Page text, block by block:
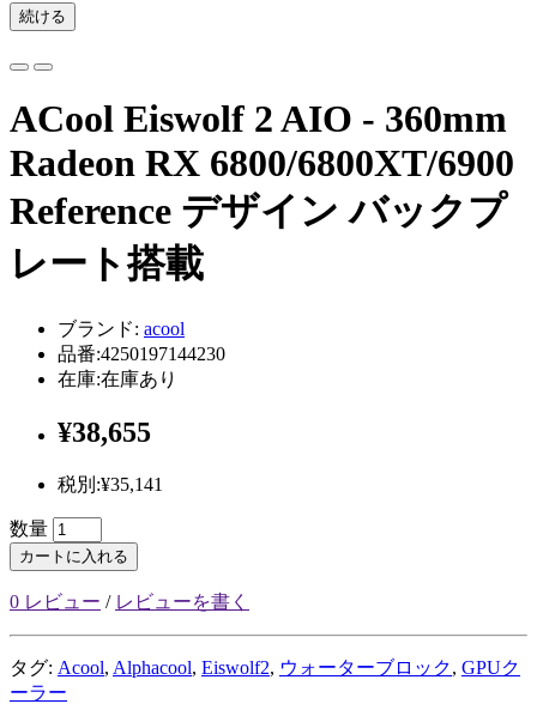
続ける
ACool Eiswolf 2 AIO - 360mm
Radeon RX 6800/6800XT/6900
Reference デザイン バックプ
レート搭載
ブランド: acool
品番:4250197144230
在庫:在庫あり
¥38,655
税別:¥35,141
数量
カートに入れる
0 レビュー / レビューを書く
タグ: Acool, Alphacool, Eiswolf2, ウォーターブロック, GPUク
ーラー